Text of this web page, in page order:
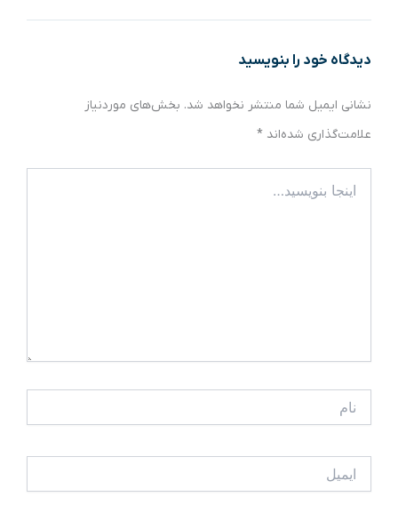
دیدگاه‌ خود را بنویسید
نشانی ایمیل شما منتشر نخواهد شد. بخش‌های موردنیاز
علامت‌گذاری شده‌اند *
بنویسید…